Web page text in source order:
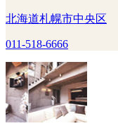
北海道札幌市中央区
011-518-6666